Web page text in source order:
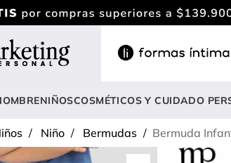
NIÑOSCOSMÉTICOS Y CUIDADO
Niño Bermudas Bermuda